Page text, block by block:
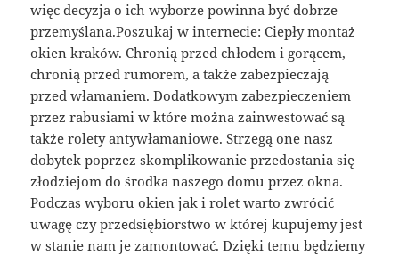
więc decyzja o ich wyborze powinna być dobrze
przemyślana.Poszukaj w internecie: Ciepły montaż
okien kraków. Chronią przed chłodem i gorącem,
chronią przed rumorem, a także zabezpieczają
przed włamaniem. Dodatkowym zabezpieczeniem
przez rabusiami w które można zainwestować są
także rolety antywłamaniowe. Strzegą one nasz
dobytek poprzez skomplikowanie przedostania się
złodziejom do środka naszego domu przez okna.
Podczas wyboru okien jak i rolet warto zwrócić
uwagę czy przedsiębiorstwo w której kupujemy jest
w stanie nam je zamontować. Dzięki temu będziemy